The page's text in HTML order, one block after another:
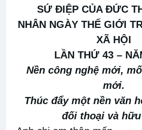
SỨ ĐIỆP CỦA ĐỨC
NHÂN NGÀY THẾ GIỚI
XÃ HỘI
LẦN THỨ 43 –
Nền công nghệ mới,
mới.
Thúc đẩy một nền văn
đối thoại và